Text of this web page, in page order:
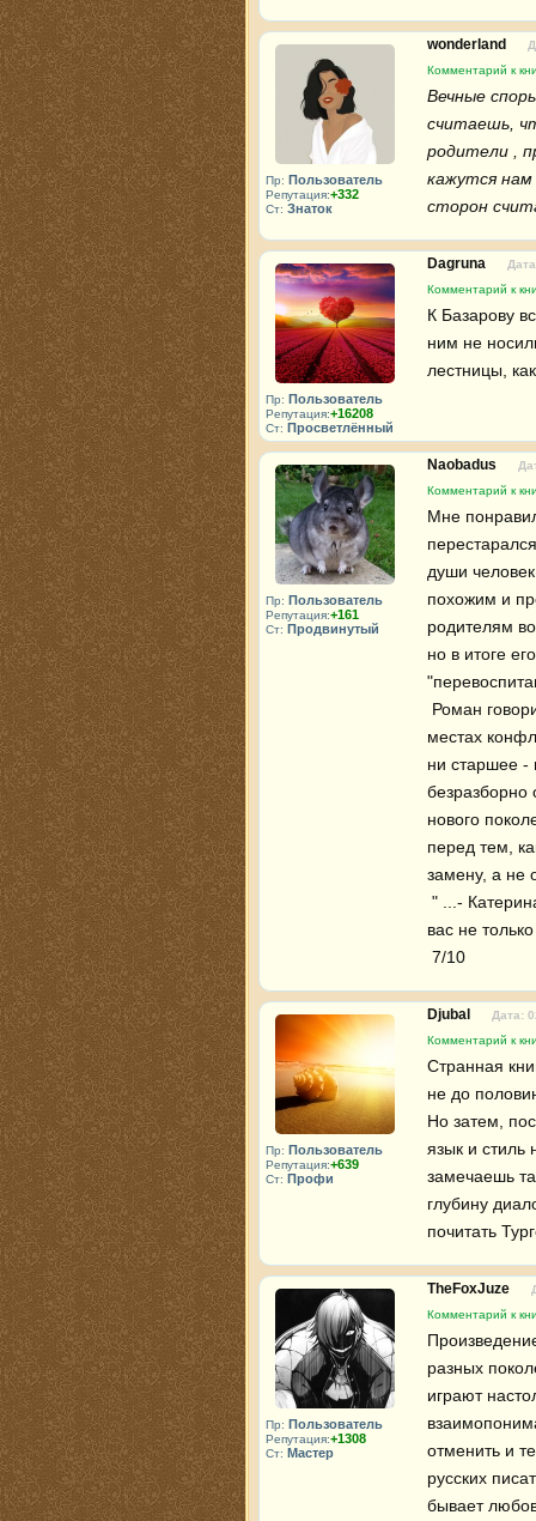
Пр: Пользователь
Репутация:+332
Ст: Знаток
wonderland
Комментарий к
Вечные
считаешь,
родители ,
кажутся нам
сторон
Пр: Пользователь
Репутация:+16208
Ст: Просветлённый
Dagruna
Комментарий к
К Базарову
ним не
лестницы,
Пр: Пользователь
Репутация:+161
Ст: Продвинутый
Naobadus
Комментарий к
Мне
души
похожим и
родителям
но в итоге
местах
ни старшее -
безразборно
нового
перед тем,
замену, а не
вас не
7/10
Пр: Пользователь
Репутация:+639
Ст: Профи
Djubal
Дата:
Комментарий к
Странная
не до
Но затем,
язык и
замечаешь
глубину
почитать
Пр: Пользователь
Репутация:+1308
Ст: Мастер
TheFoxJuze
Комментарий к
разных
играют
отменить и
русских
бывает